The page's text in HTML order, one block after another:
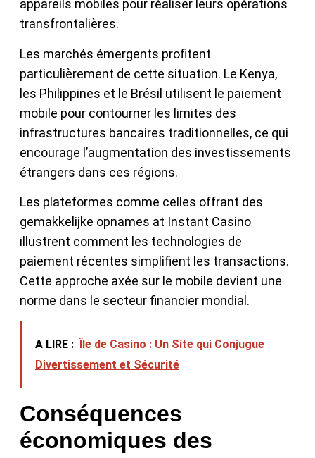
appareils mobiles pour réaliser leurs opérations
transfrontalières.
Les marchés émergents profitent
particulièrement de cette situation. Le Kenya,
les Philippines et le Brésil utilisent le paiement
mobile pour contourner les limites des
infrastructures bancaires traditionnelles, ce qui
encourage l’augmentation des investissements
étrangers dans ces régions.
Les plateformes comme celles offrant des
gemakkelijke opnames at Instant Casino
illustrent comment les technologies de
paiement récentes simplifient les transactions.
Cette approche axée sur le mobile devient une
norme dans le secteur financier mondial.
A LIRE : Île de Casino : Un Site qui Conjugue
Divertissement et Sécurité
Conséquences
économiques des